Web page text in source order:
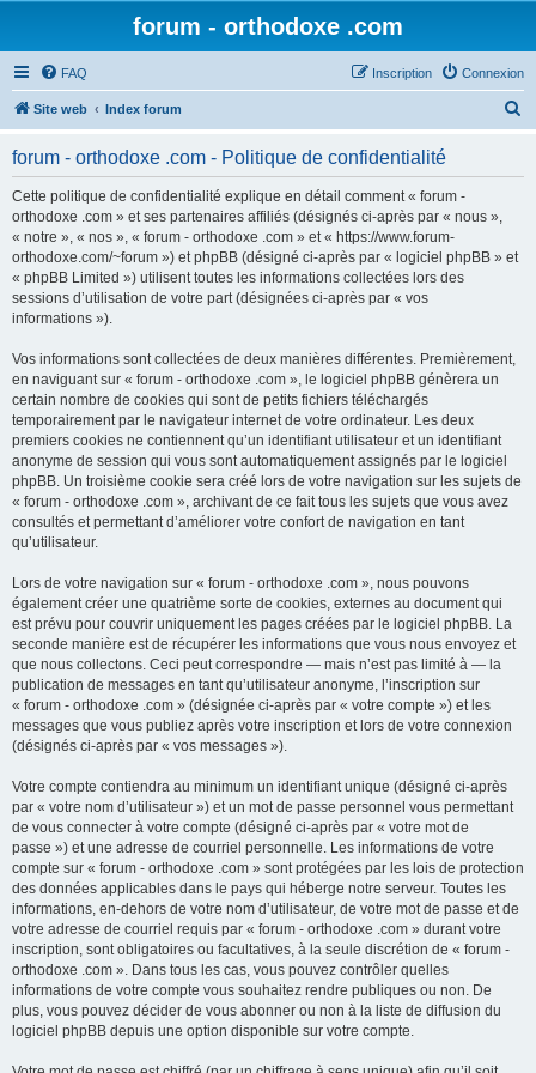
forum - orthodoxe .com
FAQ Connexion
Inscription
Site web Index forum
forum - orthodoxe .com - Politique de confidentialité
Cette politique de confidentialité explique en détail comment « forum -
orthodoxe .com » et ses partenaires affiliés (désignés ci-après par « nous »,
« notre », « nos », « forum - orthodoxe .com » et « https://www.forum-
orthodoxe.com/~forum ») et phpBB (désigné ci-après par « logiciel phpBB » et
« phpBB Limited ») utilisent toutes les informations collectées lors des
sessions d’utilisation de votre part (désignées ci-après par « vos
informations »).
Vos informations sont collectées de deux manières différentes. Premièrement,
en naviguant sur « forum - orthodoxe .com », le logiciel phpBB génèrera un
certain nombre de cookies qui sont de petits fichiers téléchargés
temporairement par le navigateur internet de votre ordinateur. Les deux
premiers cookies ne contiennent qu’un identifiant utilisateur et un identifiant
anonyme de session qui vous sont automatiquement assignés par le logiciel
phpBB. Un troisième cookie sera créé lors de votre navigation sur les sujets de
« forum - orthodoxe .com », archivant de ce fait tous les sujets que vous avez
consultés et permettant d’améliorer votre confort de navigation en tant
qu’utilisateur.
Lors de votre navigation sur « forum - orthodoxe .com », nous pouvons
également créer une quatrième sorte de cookies, externes au document qui
est prévu pour couvrir uniquement les pages créées par le logiciel phpBB. La
seconde manière est de récupérer les informations que vous nous envoyez et
que nous collectons. Ceci peut correspondre — mais n’est pas limité à — la
publication de messages en tant qu’utilisateur anonyme, l’inscription sur
« forum - orthodoxe .com » (désignée ci-après par « votre compte ») et les
messages que vous publiez après votre inscription et lors de votre connexion
(désignés ci-après par « vos messages »).
Votre compte contiendra au minimum un identifiant unique (désigné ci-après
par « votre nom d’utilisateur ») et un mot de passe personnel vous permettant
de vous connecter à votre compte (désigné ci-après par « votre mot de
passe ») et une adresse de courriel personnelle. Les informations de votre
compte sur « forum - orthodoxe .com » sont protégées par les lois de protection
des données applicables dans le pays qui héberge notre serveur. Toutes les
informations, en-dehors de votre nom d’utilisateur, de votre mot de passe et de
votre adresse de courriel requis par « forum - orthodoxe .com » durant votre
inscription, sont obligatoires ou facultatives, à la seule discrétion de « forum -
orthodoxe .com ». Dans tous les cas, vous pouvez contrôler quelles
informations de votre compte vous souhaitez rendre publiques ou non. De
plus, vous pouvez décider de vous abonner ou non à la liste de diffusion du
logiciel phpBB depuis une option disponible sur votre compte.